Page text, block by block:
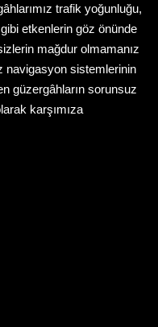
trafik yoğunluğu,
etkenlerin göz önünde
mağdur olmamanız
navigasyon sistemlerinin
güzergâhların sorunsuz
karşımıza